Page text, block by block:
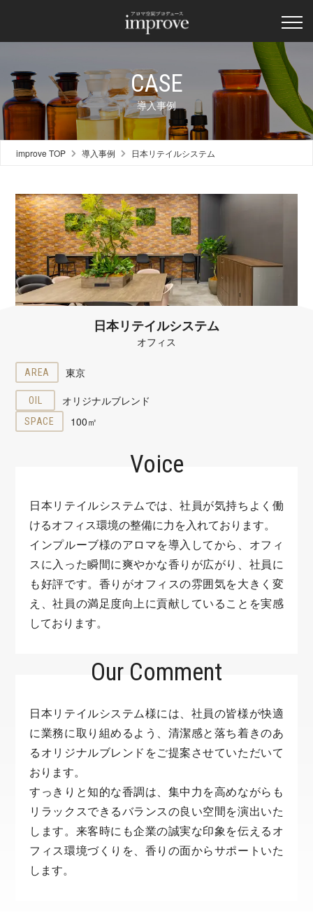
CASE
導入事例
improve TOP 導入事例 日本リテイルシステム
日本リテイルシステム
オフィス
AREA 東京
OIL オリジナルブレンド
SPACE 100㎡
Voice
日本リテイルシステムでは、社員が気持ちよく働
けるオフィス環境の整備に力を入れております。
インプルーブ様のアロマを導入してから、オフィ
スに入った瞬間に爽やかな香りが広がり、社員に
も好評です。香りがオフィスの雰囲気を大きく変
え、社員の満足度向上に貢献していることを実感
しております。
Our Comment
日本リテイルシステム様には、社員の皆様が快適
に業務に取り組めるよう、清潔感と落ち着きのあ
るオリジナルブレンドをご提案させていただいて
おります。
すっきりと知的な香調は、集中力を高めながらも
リラックスできるバランスの良い空間を演出いた
します。来客時にも企業の誠実な印象を伝えるオ
フィス環境づくりを、香りの面からサポートいた
します。